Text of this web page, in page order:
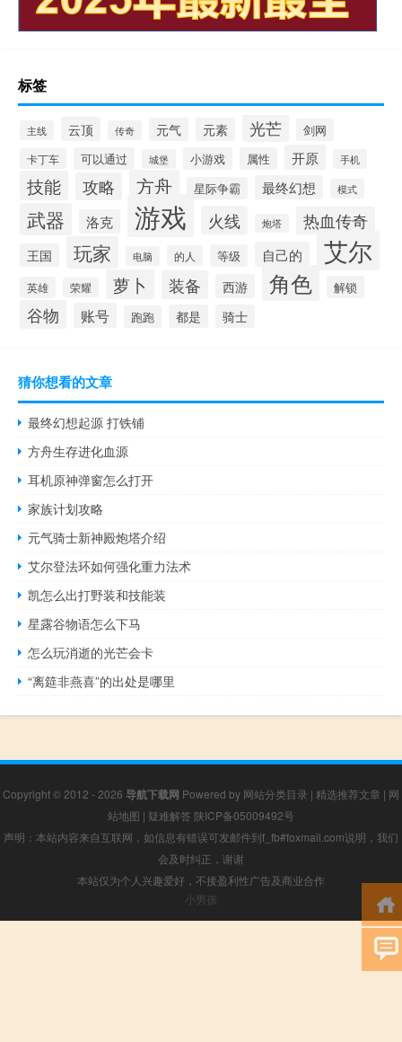
标签
主线 云顶 传奇 元气 元素 光芒 剑网
卡丁车 可以通过 城堡 小游戏 属性 开原 手机
技能 攻略 方舟 星际争霸 最终幻想 模式
武器 洛克 游戏 火线 炮塔 热血传奇
王国 玩家 电脑 的人 等级 自己的 艾尔
英雄 荣耀 萝卜 装备 西游 角色 解锁
谷物 账号 跑跑 都是 骑士
猜你想看的文章
最终幻想起源 打铁铺
方舟生存进化血源
耳机原神弹窗怎么打开
家族计划攻略
元气骑士新神殿炮塔介绍
艾尔登法环如何强化重力法术
凯怎么出打野装和技能装
星露谷物语怎么下马
怎么玩消逝的光芒会卡
“离筵非燕喜”的出处是哪里
Copyright © 2012 - 2026 导航下载网 Powered by 网站分类目录 | 精选推荐文章 | 网
站地图 | 疑难解答 陕ICP备05009492号
声明：本站内容来自互联网，如信息有错误可发邮件到f_fb#foxmail.com说明，我们
会及时纠正，谢谢
本站仅为个人兴趣爱好，不接盈利性广告及商业合作
小男孩